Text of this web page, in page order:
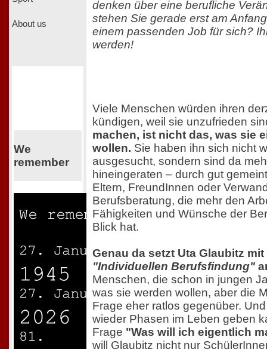
About us
We
remember
denken über eine berufliche
stehen Sie gerade erst am
einem passenden Job für sich?
werden!
Viele Menschen würden ihren
kündigen, weil sie unzufrieden
machen, ist nicht das, was sie
wollen. Sie haben ihn sich nicht
ausgesucht, sondern sind da
hineingeraten – durch gut
Eltern, FreundInnen oder
Berufsberatung, die mehr den
Fähigkeiten und Wünsche der
Blick hat.
Genau da setzt Uta Glaubitz
"Individuellen Berufsfindung"
Menschen, die schon in jungen
was sie werden wollen, aber die
Frage eher ratlos gegenüber.
wieder Phasen im Leben geben
Frage "Was will ich eigentlich
will Glaubitz nicht nur